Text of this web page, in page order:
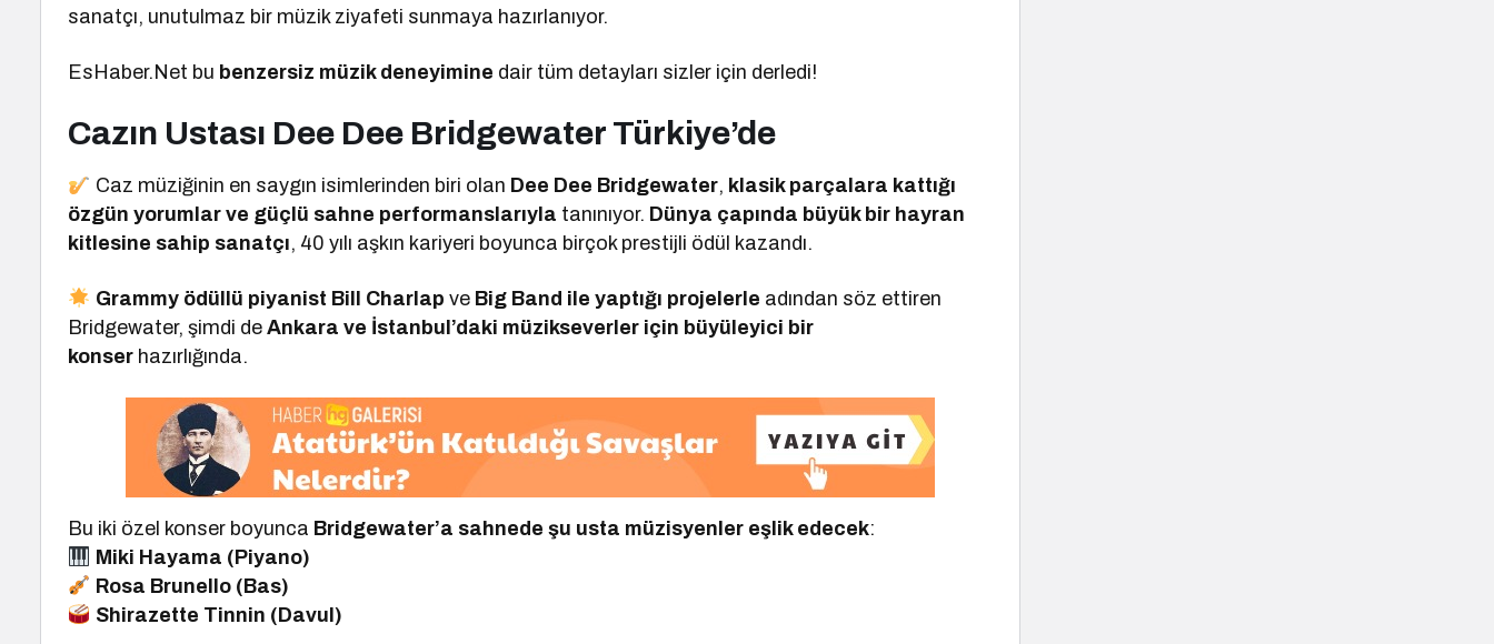
sanatçı, unutulmaz bir müzik ziyafeti sunmaya hazırlanıyor.
EsHaber.Net bu benzersiz müzik deneyimine dair tüm detayları sizler için derledi!
Cazın Ustası Dee Dee Bridgewater Türkiye’de
Caz müziğinin en saygın isimlerinden biri olan Dee Dee Bridgewater, klasik parçalara kattığı
özgün yorumlar ve güçlü sahne performanslarıyla tanınıyor. Dünya çapında büyük bir hayran
kitlesine sahip sanatçı, 40 yılı aşkın kariyeri boyunca birçok prestijli ödül kazandı.
Grammy ödüllü piyanist Bill Charlap ve Big Band ile yaptığı projelerle adından söz ettiren
Bridgewater, şimdi deAnkara ve İstanbul’daki müzikseverler için büyüleyici bir
konser hazırlığında.
Bu iki özel konser boyunca Bridgewater’a sahnede şu usta müzisyenler eşlik edecek:
Miki Hayama (Piyano)
Rosa Brunello (Bas)
Shirazette Tinnin (Davul)